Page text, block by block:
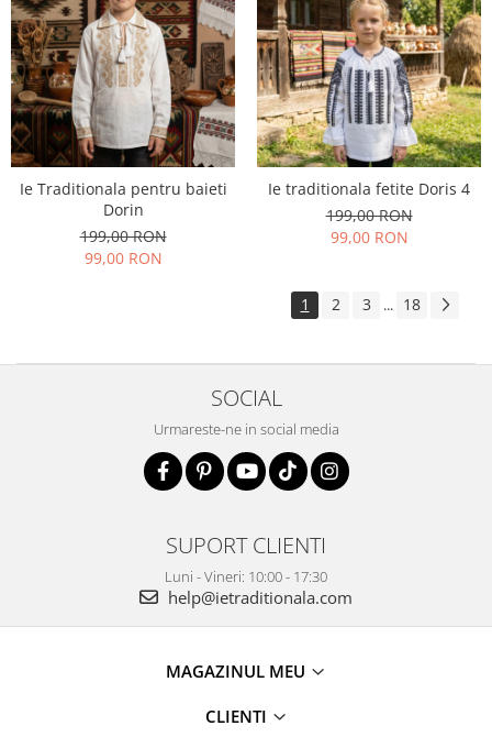
Ie Traditionala pentru baieti
Dorin
199,00 RON
99,00 RON
Ie traditionala fetite Doris 4
199,00 RON
99,00 RON
1 2 3 ... 18
SOCIAL
Urmareste-ne in social media
SUPORT CLIENTI
Luni - Vineri: 10:00 - 17:30
help@ietraditionala.com
MAGAZINUL MEU
CLIENTI